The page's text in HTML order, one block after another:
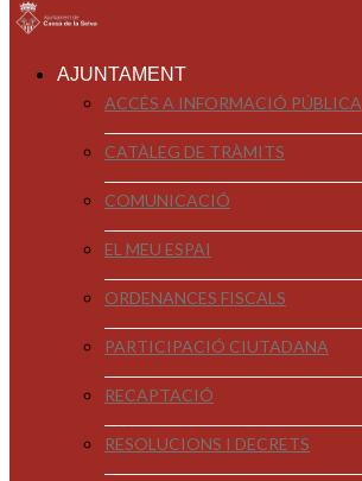
AJUNTAMENT
ACCÉS A INFORMACIÓ PÚBLICA
CATÀLEG DE TRÀMITS
COMUNICACIÓ
EL MEU ESPAI
ORDENANCES FISCALS
PARTICIPACIÓ CIUTADANA
RECAPTACIÓ
RESOLUCIONS I DECRETS